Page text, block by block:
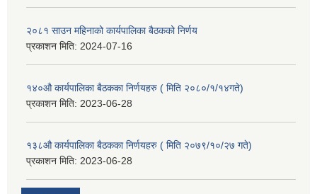
२०८१ साउन महिनाको कार्यपालिका बैठकको निर्णय
प्रकाशन मिति: 2024-07-16
१४०औ कार्यपालिका बैठकका निर्णयहरु ( मिति २०८०/१/१४गते)
प्रकाशन मिति: 2023-06-28
१३८औ कार्यपालिका बैठकका निर्णयहरु ( मिति २०७९/१०/२७ गते)
प्रकाशन मिति: 2023-06-28